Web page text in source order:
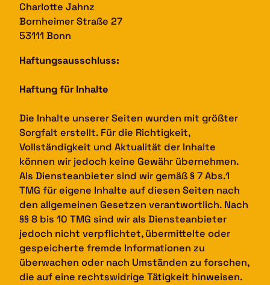
Charlotte Jahnz
Bornheimer Straße 27
53111 Bonn
Haftungsausschluss:
Haftung für Inhalte
Die Inhalte unserer Seiten wurden mit größter
Sorgfalt erstellt. Für die Richtigkeit,
Vollständigkeit und Aktualität der Inhalte
können wir jedoch keine Gewähr übernehmen.
Als Diensteanbieter sind wir gemäß § 7 Abs.1
TMG für eigene Inhalte auf diesen Seiten nach
den allgemeinen Gesetzen verantwortlich. Nach
§§ 8 bis 10 TMG sind wir als Diensteanbieter
jedoch nicht verpflichtet, übermittelte oder
gespeicherte fremde Informationen zu
überwachen oder nach Umständen zu forschen,
die auf eine rechtswidrige Tätigkeit hinweisen.